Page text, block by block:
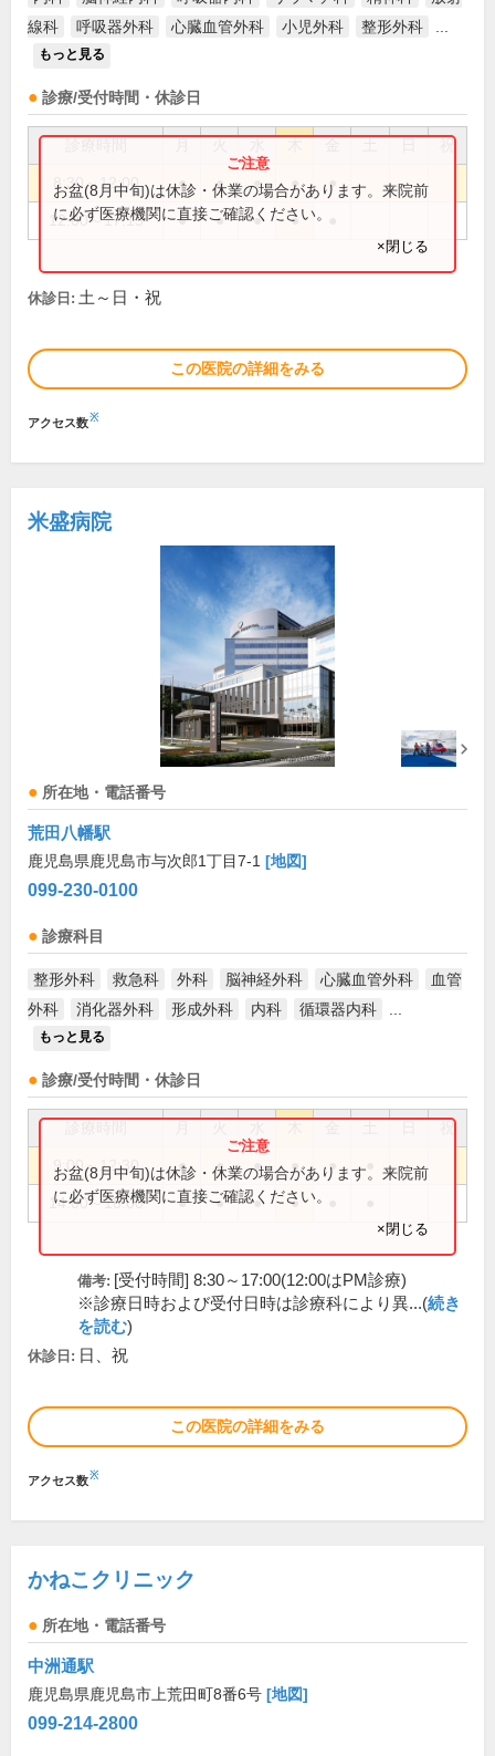
線科
呼吸器外科 心臓血管外科 小児外科 整形外科
もっと見る
診療/受付時間・休診日
祝
8:30～12:00 ● ● ● ● ●
12:00～17:15 ● ● ● ●
お盆(8月中旬)は休診・休業の場合があります。来院前
に必ず医療機関に直接ご確認ください。
×閉じる
休診日: 土～日・祝
この医院の詳細をみる
アクセス数※
米盛病院
所在地・電話番号
荒田八幡駅
鹿児島県鹿児島市与次郎1丁目7-1 [地図]
099-230-0100
診療科目
整形外科 救急科 外科 脳神経外科 心臓血管外科
血管
外科
消化器外科 形成外科 内科 循環器内科
もっと見る
診療/受付時間・休診日
祝
9:00～12:30 ● ● ● ● ●
14:00～18:00 ● ● ● ●
お盆(8月中旬)は休診・休業の場合があります。来院前
に必ず医療機関に直接ご確認ください。
×閉じる
備考: [受付時間] 8:30～17:00(12:00はPM診療)
※診療日時および受付日時は診療科により異...(続き
を読む)
休診日: 日、祝
この医院の詳細をみる
アクセス数※
かねこクリニック
所在地・電話番号
中洲通駅
鹿児島県鹿児島市上荒田町8番6号 [地図]
099-214-2800